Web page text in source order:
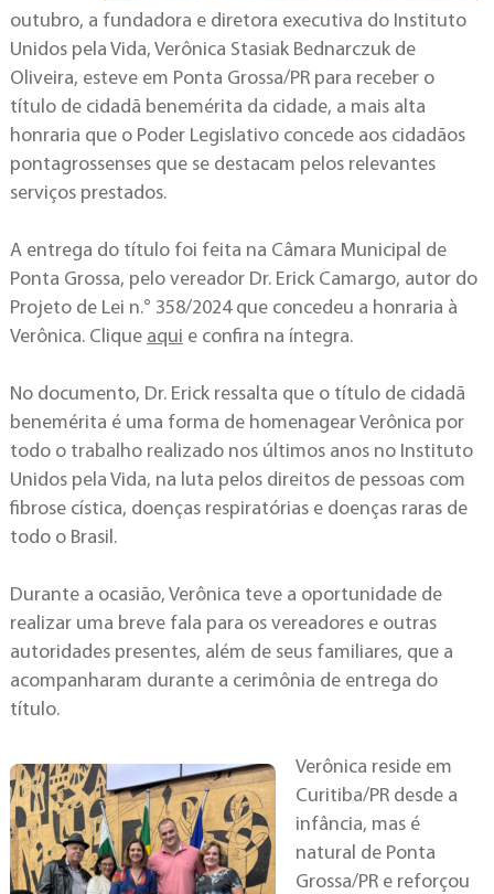
outubro, a fundadora e diretora executiva do Instituto
Unidos pela Vida, Verônica Stasiak Bednarczuk de
Oliveira, esteve em Ponta Grossa/PR para receber o
título de cidadã benemérita da cidade, a mais alta
honraria que o Poder Legislativo concede aos cidadãos
pontagrossenses que se destacam pelos relevantes
serviços prestados.
A entrega do título foi feita na Câmara Municipal de
Ponta Grossa, pelo vereador Dr. Erick Camargo, autor do
Projeto de Lei n.° 358/2024 que concedeu a honraria à
Verônica. Clique aqui e confira na íntegra.
No documento, Dr. Erick ressalta que o título de cidadã
benemérita é uma forma de homenagear Verônica por
todo o trabalho realizado nos últimos anos no Instituto
Unidos pela Vida, na luta pelos direitos de pessoas com
fibrose cística, doenças respiratórias e doenças raras de
todo o Brasil.
Durante a ocasião, Verônica teve a oportunidade de
realizar uma breve fala para os vereadores e outras
autoridades presentes, além de seus familiares, que a
acompanharam durante a cerimônia de entrega do
título.
Verônica reside em
Curitiba/PR desde a
infância, mas é
natural de Ponta
Grossa/PR e reforçou